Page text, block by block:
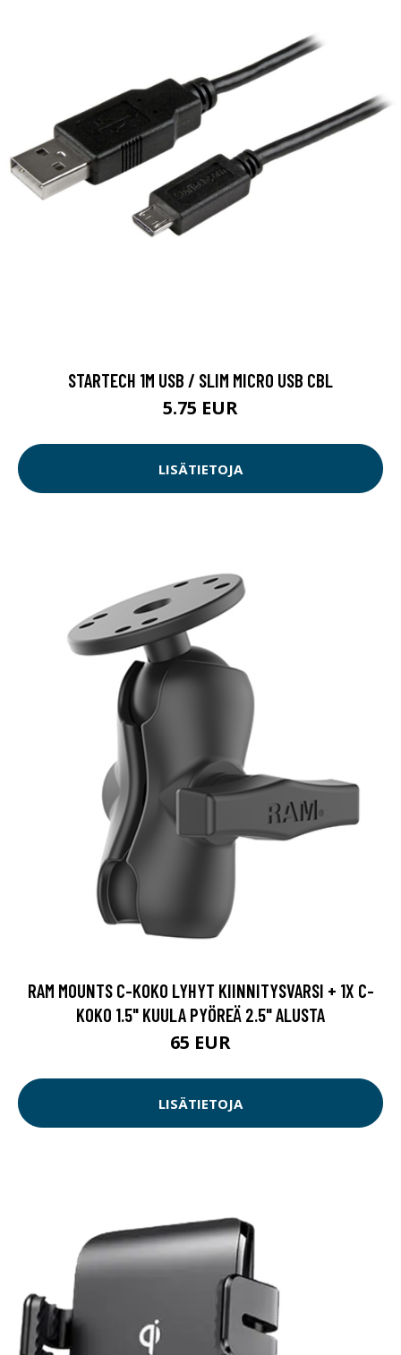
STARTECH 1M USB / SLIM MICRO USB CBL
5.75 EUR
LISÄTIETOJA
RAM MOUNTS C-KOKO LYHYT KIINNITYSVARSI + 1X C-
KOKO 1.5" KUULA PYÖREÄ 2.5" ALUSTA
65 EUR
LISÄTIETOJA